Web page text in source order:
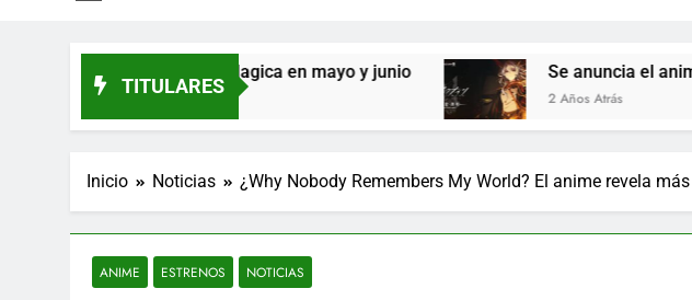
La versión Switch de
TITULARES
de Rental Magica en mayo y junio Se anuncia el anime Arknights:
2 Años Atrás
Inicio Noticias ¿Why Nobody Remembers My World? El anime revela
ANIME ESTRENOS NOTICIAS